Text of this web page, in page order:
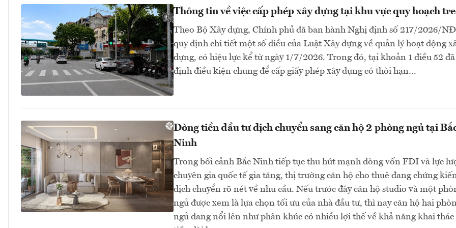
Thông tin về việc cấp phép xây dựng tại khu vực quy hoạch
Theo Bộ Xây dựng, Chính phủ đã ban hành Nghị định số 217/2026/
quy định chi tiết một số điều của Luật Xây dựng về quản lý hoạt động
dựng, có hiệu lực kể từ ngày 1/7/2026. Trong đó, tại khoản 1 điều 52
định điều kiện chung để cấp giấy phép xây dựng có thời hạn…
Dòng tiền đầu tư dịch chuyển sang căn hộ 2 phòng ngủ tại
Ninh
Trong bối cảnh Bắc Ninh tiếp tục thu hút mạnh dòng vốn FDI và lực
chuyên gia quốc tế gia tăng, thị trường căn hộ cho thuê đang chứng
dịch chuyển rõ nét về nhu cầu. Nếu trước đây căn hộ studio và một
ngủ được xem là lựa chọn tối ưu của nhà đầu tư, thì nay căn hộ hai
ngủ đang nổi lên như phân khúc có nhiều lợi thế về khả năng khai thác